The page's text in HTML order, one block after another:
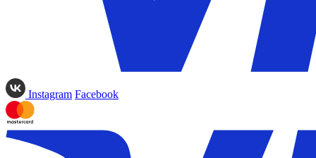
Instagram Facebook